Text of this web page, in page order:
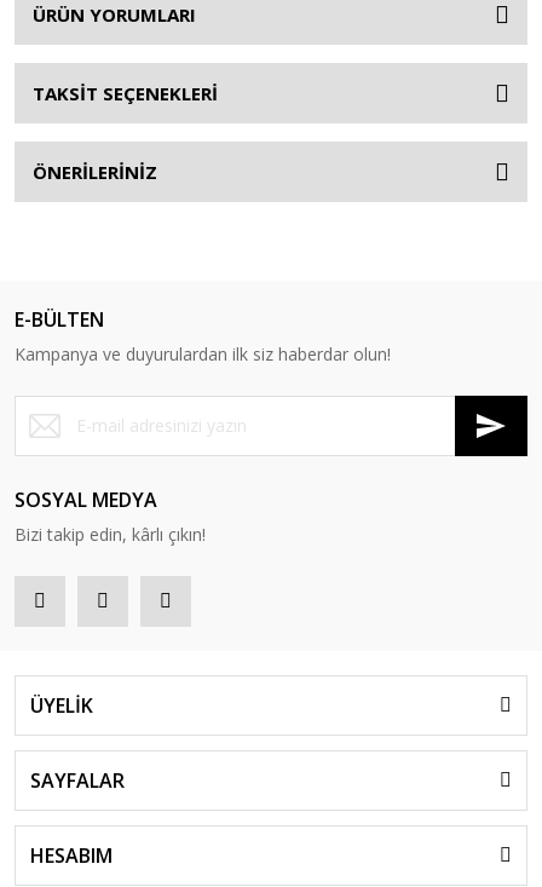
ÜRÜN YORUMLARI
TAKSİT SEÇENEKLERİ
ÖNERİLERİNİZ
E-BÜLTEN
Kampanya ve duyurulardan ilk siz haberdar olun!
SOSYAL MEDYA
Bizi takip edin, kârlı çıkın!
ÜYELİK
SAYFALAR
HESABIM